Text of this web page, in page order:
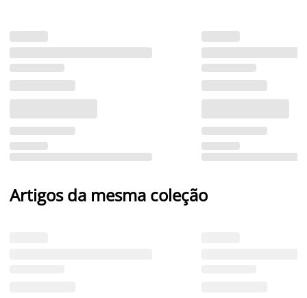
Artigos da mesma coleção